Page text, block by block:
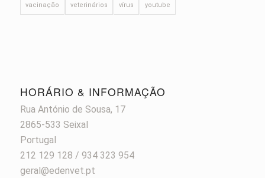
vacinação veterinários vírus youtube
HORÁRIO & INFORMAÇÃO
Rua António de Sousa, 17
2865-533 Seixal
Portugal
212 129 128 / 934 323 954
geral@edenvet.pt